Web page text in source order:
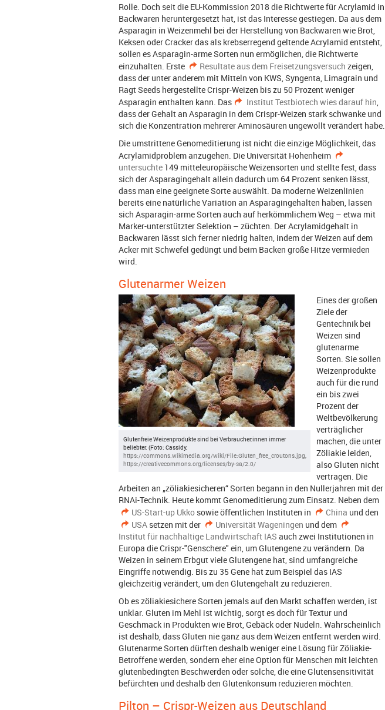
Rolle. Doch seit die EU-Kommission 2018 die Richtwerte für Acrylamid in
Backwaren heruntergesetzt hat, ist das Interesse gestiegen. Da aus dem
Asparagin in Weizenmehl bei der Herstellung von Backwaren wie Brot,
Keksen oder Cracker das als krebserregend geltende Acrylamid entsteht,
sollen es Asparagin-arme Sorten nun ermöglichen, die Richtwerte
einzuhalten. Erste
Resultate aus dem Freisetzungsversuch zeigen,
dass der unter anderem mit Mitteln von KWS, Syngenta, Limagrain und
Ragt Seeds hergestellte Crispr-Weizen bis zu 50 Prozent weniger
Asparagin enthalten kann. Das
Institut Testbiotech wies darauf hin,
dass der Gehalt an Asparagin in dem Crispr-Weizen stark schwanke und
sich die Konzentration mehrerer Aminosäuren ungewollt verändert habe.
Die umstrittene Genomeditierung ist nicht die einzige Möglichkeit, das
Acrylamidproblem anzugehen. Die Universität Hohenheim
untersuchte 149 mitteleuropäische Weizensorten und stellte fest, dass
sich der Asparagingehalt allein dadurch um 64 Prozent senken lässt,
dass man eine geeignete Sorte auswählt. Da moderne Weizenlinien
bereits eine natürliche Variation an Asparagingehalten haben, lassen
sich Asparagin-arme Sorten auch auf herkömmlichem Weg – etwa mit
Marker-unterstützter Selektion – züchten. Der Acrylamidgehalt in
Backwaren lässt sich ferner niedrig halten, indem der Weizen auf dem
Acker mit Schwefel gedüngt und beim Backen große Hitze vermieden
wird.
Glutenarmer Weizen
Glutenfreie Weizenprodukte sind bei Verbraucher:innen immer
beliebter. (Foto: Cassidy,
https://commons.wikimedia.org/wiki/File:Gluten_free_croutons.jpg
https://creativecommons.org/licenses/by-sa/2.0/
Eines der großen
Ziele der
Gentechnik bei
Weizen sind
glutenarme
Sorten. Sie sollen
Weizenprodukte
auch für die rund
ein bis zwei
Prozent der
Weltbevölkerung
verträglicher
machen, die unter
Zöliakie leiden,
also Gluten nicht
vertragen. Die
Arbeiten an „zöliakiesicheren“ Sorten begann in den Nullerjahren mit der
RNAi-Technik. Heute kommt Genomeditierung zum Einsatz. Neben dem
US-Start-up Ukko sowie öffentlichen Instituten in China und den
USA setzen mit der Universität Wageningen und dem
Institut für nachhaltige Landwirtschaft IAS auch zwei Institutionen in
Europa die Crispr-"Genschere" ein, um Glutengene zu verändern. Da
Weizen in seinem Erbgut viele Glutengene hat, sind umfangreiche
Eingriffe notwendig. Bis zu 35 Gene hat zum Beispiel das IAS
gleichzeitig verändert, um den Glutengehalt zu reduzieren.
Ob es zöliakiesichere Sorten jemals auf den Markt schaffen werden, ist
unklar. Gluten im Mehl ist wichtig, sorgt es doch für Textur und
Geschmack in Produkten wie Brot, Gebäck oder Nudeln. Wahrscheinlich
ist deshalb, dass Gluten nie ganz aus dem Weizen entfernt werden wird.
Glutenarme Sorten dürften deshalb weniger eine Lösung für Zöliakie-
Betroffene werden, sondern eher eine Option für Menschen mit leichten
glutenbedingten Beschwerden oder solche, die eine Glutensensitivität
befürchten und deshalb den Glutenkonsum reduzieren möchten.
Pilton – Crispr-Weizen aus Deutschland